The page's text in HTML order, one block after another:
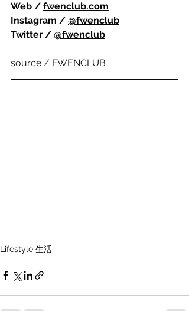
Web / fwenclub.com
Instagram / @fwenclub
Twitter / @fwenclub
source / FWENCLUB
Lifestyle 生活